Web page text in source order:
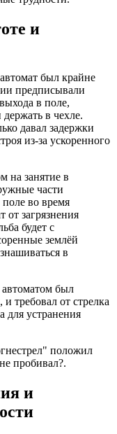
и
был крайне
предписывали
в поле,
в чехле.
давал задержки
из-за ускоренного
на занятие в
части
во время
от загрязнения
будет с
землёй
в
автоматом был
требовал от стрелка
для устранения
положил
пробивал?.
и